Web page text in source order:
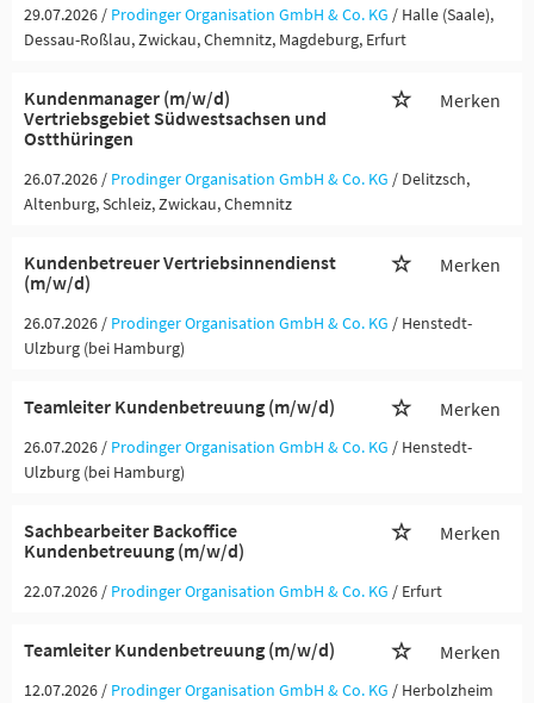
29.07.2026 / Prodinger Organisation GmbH & Co. KG / Halle (Saale),
Dessau-Roßlau, Zwickau, Chemnitz, Magdeburg, Erfurt
Kundenmanager (m/w/d)
Vertriebsgebiet Südwestsachsen und
Ostthüringen
Merken
26.07.2026 / Prodinger Organisation GmbH & Co. KG / Delitzsch,
Altenburg, Schleiz, Zwickau, Chemnitz
Kundenbetreuer Vertriebsinnendienst
(m/w/d)
Merken
26.07.2026 / Prodinger Organisation GmbH & Co. KG / Henstedt-
Ulzburg (bei Hamburg)
Teamleiter Kundenbetreuung (m/w/d) Merken
26.07.2026 / Prodinger Organisation GmbH & Co. KG / Henstedt-
Ulzburg (bei Hamburg)
Sachbearbeiter Backoffice
Kundenbetreuung (m/w/d)
Merken
22.07.2026 / Prodinger Organisation GmbH & Co. KG / Erfurt
Teamleiter Kundenbetreuung (m/w/d) Merken
12.07.2026 / Prodinger Organisation GmbH & Co. KG / Herbolzheim